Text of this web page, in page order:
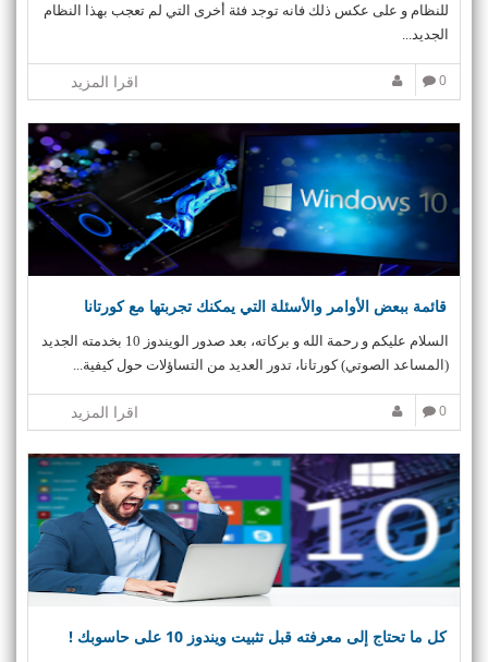
للنظام و على عكس ذلك فانه توجد فئة أخرى التي لم تعجب بهذا النظام
الجديد...
اقرا المزيد 0
قائمة ببعض الأوامر والأسئلة التي يمكنك تجربتها مع كورتانا
السلام عليكم و رحمة الله و بركاته، بعد صدور الويندوز 10 بخدمته الجديد
(المساعد الصوتي) كورتانا، تدور العديد من التساؤلات حول كيفية...
اقرا المزيد 0
كل ما تحتاج إلى معرفته قبل تثبيت ويندوز 10 على حاسوبك !